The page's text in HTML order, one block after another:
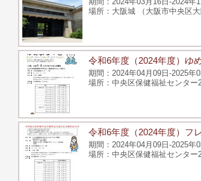
大阪城 （大阪市中央区大
令和6年度（2024年度）ゆ
2024年04月09日-2025年
中央区保健福祉センタ
令和6年度（2024年度）フ
2024年04月09日-2025年
中央区保健福祉センタ